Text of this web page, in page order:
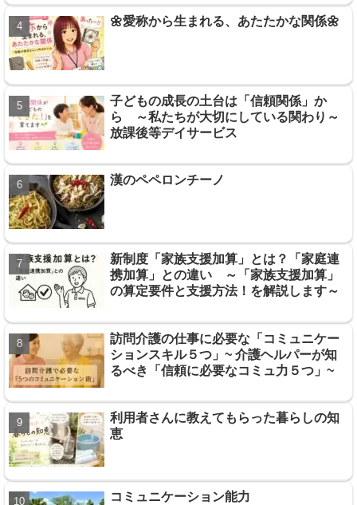
🌼愛称から生まれる、あたたかな関係🌼
子どもの成長の土台は「信頼関係」か
ら ～私たちが大切にしている関わり～
放課後等デイサービス
漢のペペロンチーノ
新制度「家族支援加算」とは？「家庭連
携加算」との違い ～「家族支援加算」
の算定要件と支援方法！を解説します～
訪問介護の仕事に必要な「コミュニケー
ションスキル５つ」~ 介護ヘルパーが知
るべき「信頼に必要なコミュ力５つ」~
利用者さんに教えてもらった暮らしの知
恵
コミュニケーション能力